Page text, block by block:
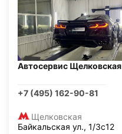
Автосервис Щелковская
+7 (495) 162-90-81
Щелковская
Байкальская ул., 1/3с12